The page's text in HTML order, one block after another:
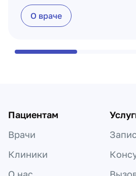
О враче
Пациентам
Врачи
Клиники